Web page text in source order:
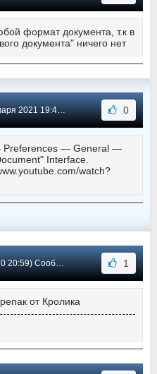
формат документа, т.к в
документа" ничего нет
19:42) Сообщение #109 0
Preferences — General —
Interface.
watch?
Сообщение #108 1
от Кролика